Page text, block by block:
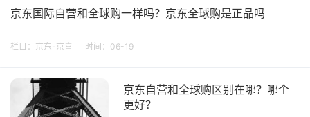
京东国际自营和全球购一样吗？京东全球购是正品吗
栏目： 京东-京喜 时间：06-19
京东自营和全球购区别在哪？哪个
更好？